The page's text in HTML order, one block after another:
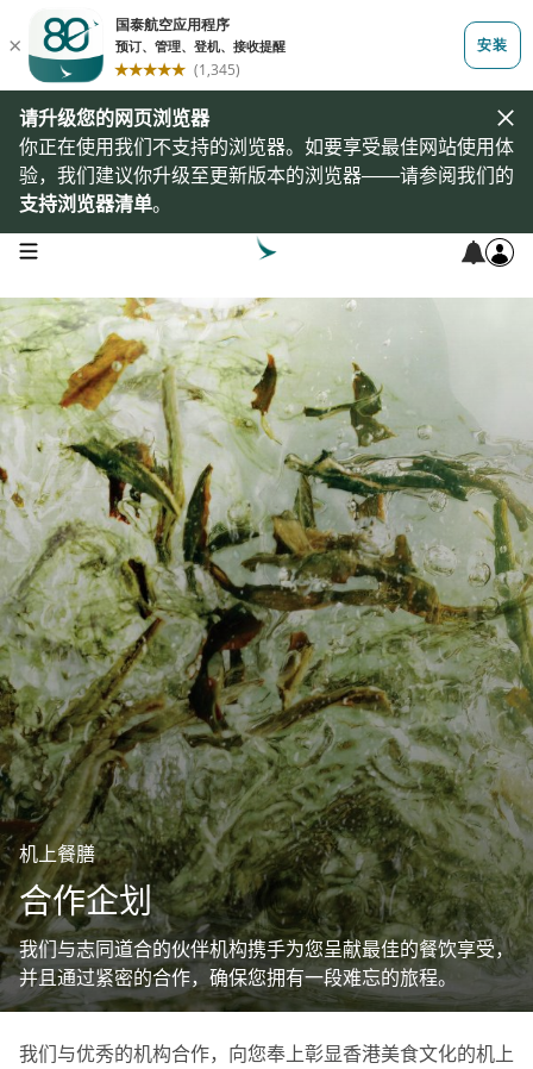
请升级您的网页浏览器
你正在使用我们不支持的浏览器。如要享受最佳网站使用体
验，我们建议你升级至更新版本的浏览器——请参阅我们的
支持浏览器清单。
open navigation menu
机上餐膳
合作企划
我们与志同道合的伙伴机构携手为您呈献最佳的餐饮享受，
并且通过紧密的合作，确保您拥有一段难忘的旅程。
我们与优秀的机构合作，向您奉上彰显香港美食文化的机上